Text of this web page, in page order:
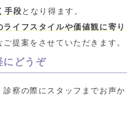
手段となり得ます。
ライフスタイルや価値観に寄り
ご提案をさせていただきます。
にどうぞ
診察の際にスタッフまでお声か